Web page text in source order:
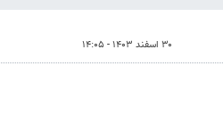
۳۰ اسفند ۱۴۰۳ - ۱۴:۰۵